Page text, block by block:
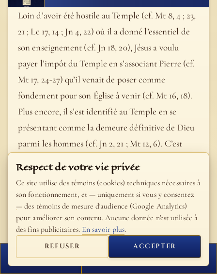
Loin d’avoir été hostile au Temple (cf. Mt 8, 4 ; 23,
21 ; Lc 17, 14 ; Jn 4, 22) où il a donné l’essentiel de
son enseignement (cf. Jn 18, 20), Jésus a voulu
payer l’impôt du Temple en s’associant Pierre (cf.
Mt 17, 24-27) qu’il venait de poser comme
fondement pour son Église à venir (cf. Mt 16, 18).
Plus encore, il s’est identifié au Temple en se
présentant comme la demeure définitive de Dieu
parmi les hommes (cf. Jn 2, 21 ; Mt 12, 6). C’est
pourquoi sa mise à mort corporelle (cf. Jn 2, 18-22)
annonce la destruction du Temple qui manifestera
l’entrée dans un nouvel âge de l’histoire du salut : "
L’heure vient où ce n’est ni sur cette montagne ni à
Jérusalem que vous adorerez le Père " (Jn 4, 21 ; cf.
Jn 4, 23-24 ; Mt 27, 51 ; He 9, 11 ; Ap 21, 22).
- Catéchisme de l'Église catholique, #586
FERMER PROCHAIN VERSET
Respect de votre vie privée
Ce site utilise des témoins (cookies) techniques nécessaires à
son fonctionnement, et — uniquement si vous y consentez
— des témoins de mesure d'audience (Google Analytics)
pour améliorer son contenu. Aucune donnée n'est utilisée à
des fins publicitaires. En savoir plus.
REFUSER ACCEPTER